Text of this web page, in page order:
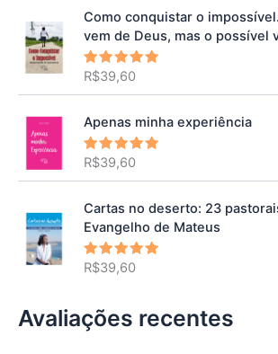
Como conquistar o
vem de Deus, mas o possível
Avaliação
de 5
R$39,60
Apenas minha experiência
Avaliação
R$39,60
Cartas no deserto: 23
Evangelho de Mateus
Avaliação
R$39,60
Avaliações recentes